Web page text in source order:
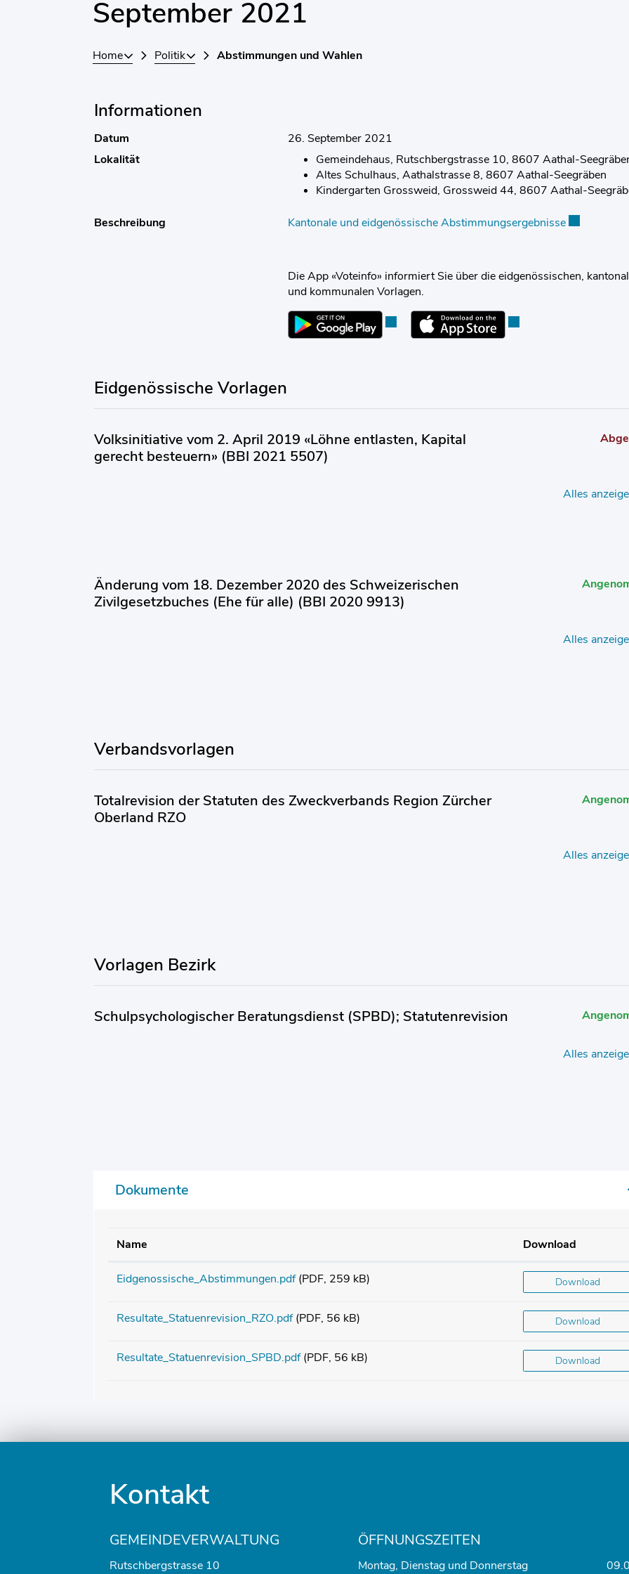
September 2021
Home Politik Abstimmungen und Wahlen
Informationen
Datum
26. September 2021
Lokalität
Gemeindehaus, Rutschbergstrasse 10, 8607 Aathal-
Altes Schulhaus, Aathalstrasse 8, 8607 Aathal-Seegräben
Kindergarten Grossweid, Grossweid 44, 8607 Aathal-
Beschreibung Kantonale und eidgenössische AbstimmungsergebnisseExterner
Die App «Voteinfo» informiert Sie über die eidgenössischen,
und kommunalen Vorlagen.
Externer Link wird in einem neuen Fenster
Externer Link wird in
Eidgenössische Vorlagen
Volksinitiative vom 2. April 2019 «Löhne entlasten, Kapital
gerecht besteuern» (BBI 2021 5507)
Alles
Änderung vom 18. Dezember 2020 des Schweizerischen
Zivilgesetzbuches (Ehe für alle) (BBI 2020 9913)
Alles
Verbandsvorlagen
Totalrevision der Statuten des Zweckverbands Region Zürcher
Oberland RZO
Alles
Vorlagen Bezirk
Schulpsychologischer Beratungsdienst (SPBD); Statutenrevision
Alles
Dokumente
Name Download
Eidgenossische_Abstimmungen.pdf (PDF, 259 kB) Download
Resultate_Statuenrevision_RZO.pdf (PDF, 56 kB) Download
Resultate_Statuenrevision_SPBD.pdf (PDF, 56 kB) Download
Kontakt
GEMEINDEVERWALTUNG
Rutschbergstrasse 10
ÖFFNUNGSZEITEN
Montag, Dienstag und Donnerstag